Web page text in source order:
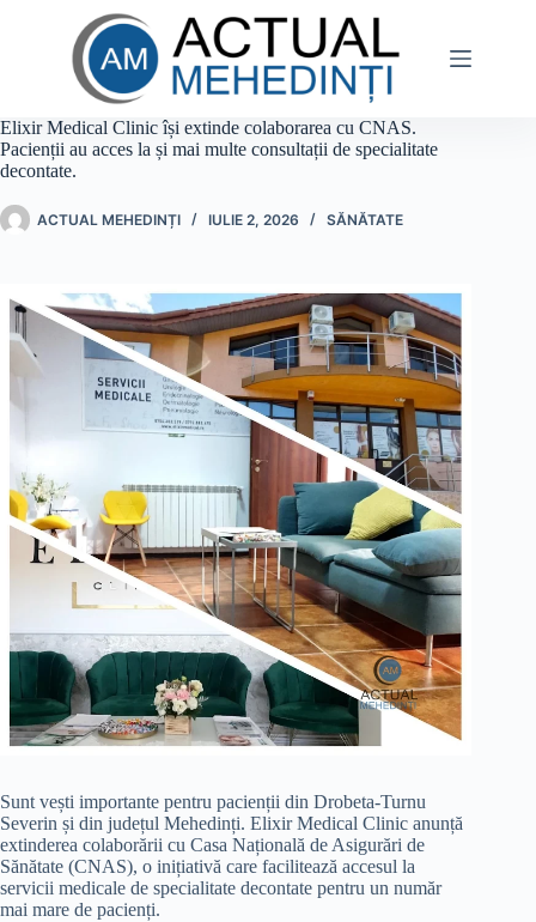
Elixir Medical Clinic își extinde colaborarea cu CNAS.
Pacienții au acces la și mai multe consultații de specialitate
decontate.
ACTUAL MEHEDINȚI IULIE 2, 2026 SĂNĂTATE
Sunt vești importante pentru pacienții din Drobeta-Turnu
Severin și din județul Mehedinți. Elixir Medical Clinic anunță
extinderea colaborării cu Casa Națională de Asigurări de
Sănătate (CNAS), o inițiativă care facilitează accesul la
servicii medicale de specialitate decontate pentru un număr
mai mare de pacienți.